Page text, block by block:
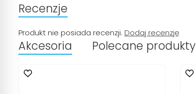
Recenzje
Produkt nie posiada recenzji. Dodaj recenzję
Akcesoria Polecane produkty